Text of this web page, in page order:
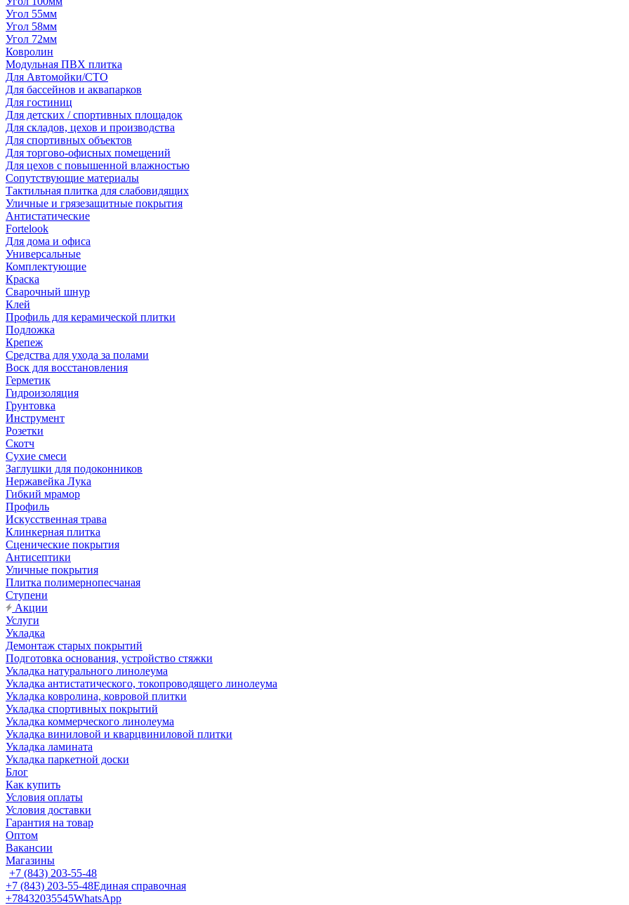
Угол 55мм
Угол 58мм
Угол 72мм
Ковролин
Модульная ПВХ плитка
Для Автомойки/СТО
Для бассейнов и аквапарков
Для гостиниц
Для детских / спортивных площадок
Для складов, цехов и производства
Для спортивных объектов
Для торгово-офисных помещений
Для цехов с повышенной влажностью
Сопутствующие материалы
Тактильная плитка для слабовидящих
Уличные и грязезащитные покрытия
Антистатические
Fortelook
Для дома и офиса
Универсальные
Комплектующие
Краска
Сварочный шнур
Клей
Профиль для керамической плитки
Подложка
Крепеж
Средства для ухода за полами
Воск для восстановления
Герметик
Гидроизоляция
Грунтовка
Инструмент
Розетки
Скотч
Сухие смеси
Заглушки для подоконников
Нержавейка Лука
Гибкий мрамор
Профиль
Искусственная трава
Клинкерная плитка
Сценические покрытия
Антисептики
Уличные покрытия
Плитка полимернопесчаная
Ступени
Акции
Услуги
Укладка
Демонтаж старых покрытий
Подготовка основания, устройство стяжки
Укладка натурального линолеума
Укладка антистатического, токопроводящего линолеума
Укладка ковролина, ковровой плитки
Укладка спортивных покрытий
Укладка коммерческого линолеума
Укладка виниловой и кварцвиниловой плитки
Укладка ламината
Укладка паркетной доски
Блог
Как купить
Условия оплаты
Условия доставки
Гарантия на товар
Оптом
Вакансии
Магазины
+7 (843) 203-55-48
+7 (843) 203-55-48Единая справочная
+78432035545WhatsApp